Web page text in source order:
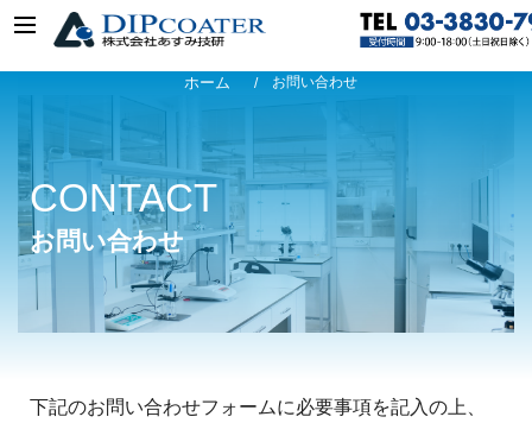
ホーム お問い合わせ
CONTACT
お問い合わせ
下記のお問い合わせフォームに必要事項を記入の上、